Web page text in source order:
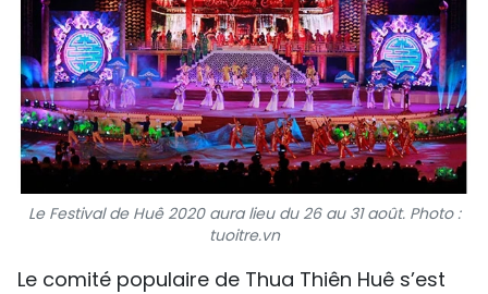
SPORT
FRANCOPHONIE
PAYS NATAL
INTERNATIONAL
MÉGASTORIE
INFOGRAPHIE
Le Festival de Huê 2020 aura lieu du 26 au 31 août. Photo :
tuoitre.vn
Le comité populaire de Thua Thiên Huê s’est